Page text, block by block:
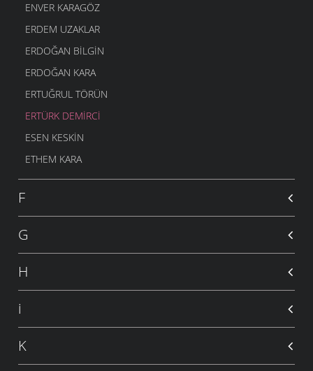
ENVER KARAGÖZ
ERDEM UZAKLAR
ERDOĞAN BILGIN
ERDOĞAN KARA
ERTUĞRUL TÖRÜN
ERTÜRK DEMIRCI
ESEN KESKIN
ETHEM KARA
F
G
H
i
K